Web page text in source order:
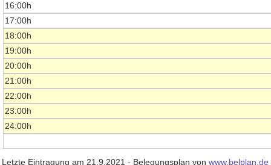
16:00h
17:00h
18:00h
19:00h
20:00h
21:00h
22:00h
23:00h
24:00h
Letzte Eintragung am 21.9.2021 - Belegungsplan von www.belplan.de